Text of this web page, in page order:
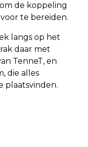
de koppeling
te bereiden.
langs op het
daar met
TenneT, en
die alles
plaatsvinden.